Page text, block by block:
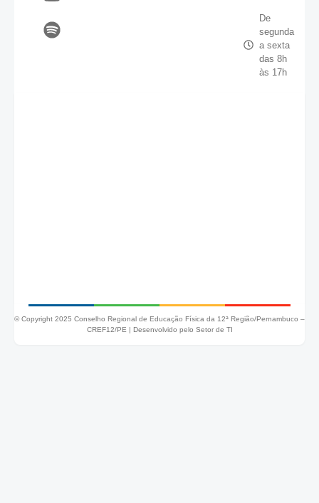
De
segunda
a sexta
das 8h
às 17h
© Copyright 2025 Conselho Regional de Educação Física da 12ª Região/Pernambuco –
CREF12/PE | Desenvolvido pelo Setor de TI